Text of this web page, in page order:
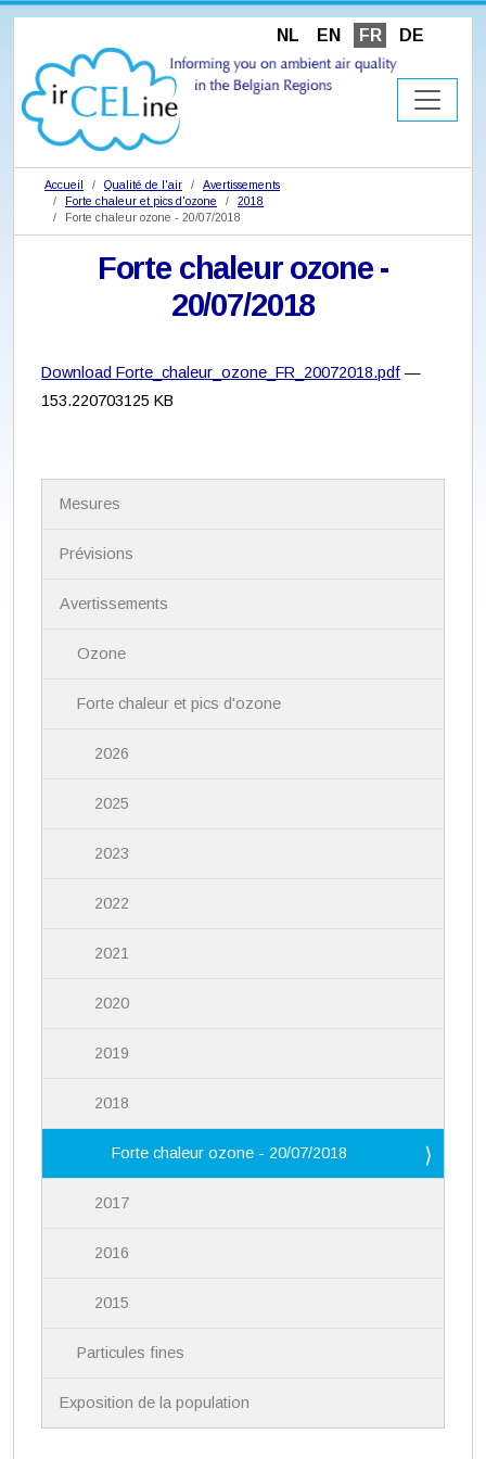
NL EN FR DE
Accueil Qualité de l'air
Avertissements
Forte chaleur et pics d'ozone
2018
Forte chaleur ozone - 20/07/2018
Forte chaleur ozone -
20/07/2018
Download Forte_chaleur_ozone_FR_20072018.pdf —
153.220703125 KB
Mesures
Prévisions
Avertissements
Ozone
Forte chaleur et pics d'ozone
2026
2025
2023
2022
2021
2020
2019
2018
Forte chaleur ozone - 20/07/2018
2017
2016
2015
Particules fines
Exposition de la population